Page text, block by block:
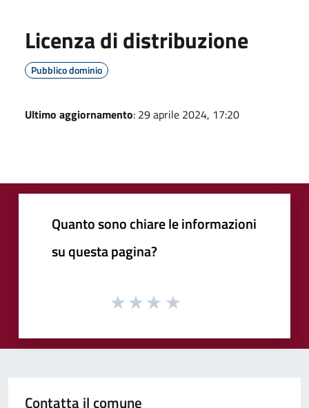
Licenza di distribuzione
Pubblico dominio
Ultimo aggiornamento: 29 aprile 2024, 17:20
Quanto sono chiare le informazioni
su questa pagina?
Contatta il comune